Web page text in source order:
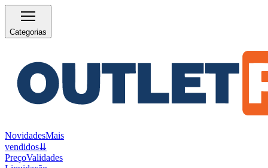
Categorias
NovidadesMais
vendidos⇊
PreçoValidades